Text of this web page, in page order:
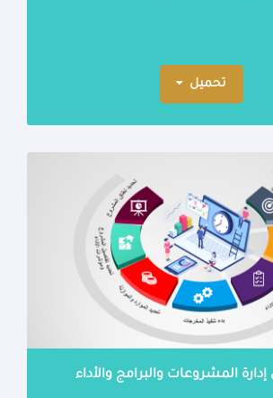
تحميل
المشروعات والبرامج والأداء